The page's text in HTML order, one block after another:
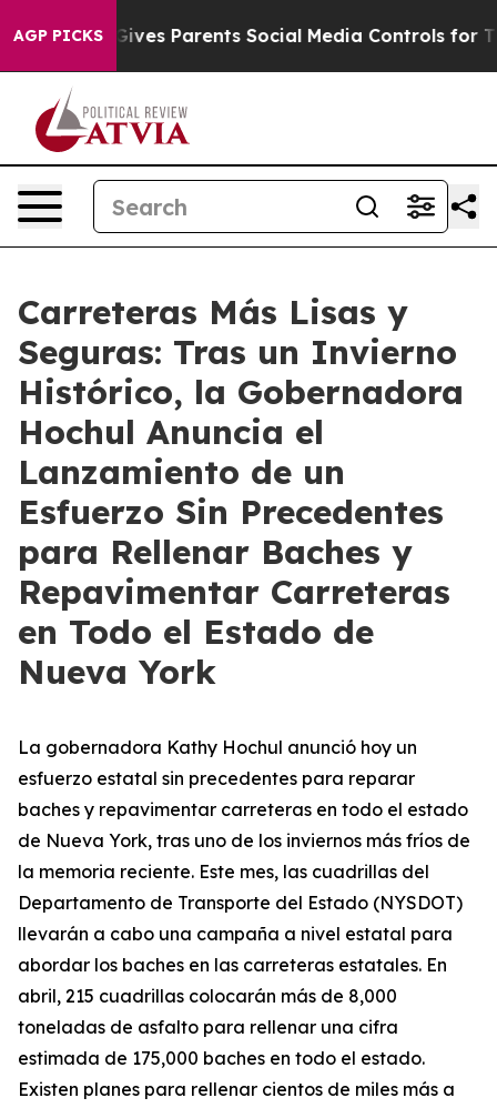
AGP PICKS
Parents Social Media Controls for Their Kids.
Carreteras Más Lisas y
Seguras: Tras un Invierno
Histórico, la Gobernadora
Hochul Anuncia el
Lanzamiento de un
Esfuerzo Sin Precedentes
para Rellenar Baches y
Repavimentar Carreteras
en Todo el Estado de
Nueva York
La gobernadora Kathy Hochul anunció hoy un
esfuerzo estatal sin precedentes para reparar
baches y repavimentar carreteras en todo el estado
de Nueva York, tras uno de los inviernos más fríos de
la memoria reciente. Este mes, las cuadrillas del
Departamento de Transporte del Estado (NYSDOT)
llevarán a cabo una campaña a nivel estatal para
abordar los baches en las carreteras estatales. En
abril, 215 cuadrillas colocarán más de 8,000
toneladas de asfalto para rellenar una cifra
estimada de 175,000 baches en todo el estado.
Existen planes para rellenar cientos de miles más a